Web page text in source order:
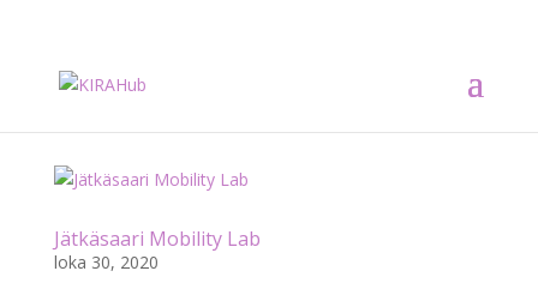
Jätkäsaari Mobility Lab
loka 30, 2020